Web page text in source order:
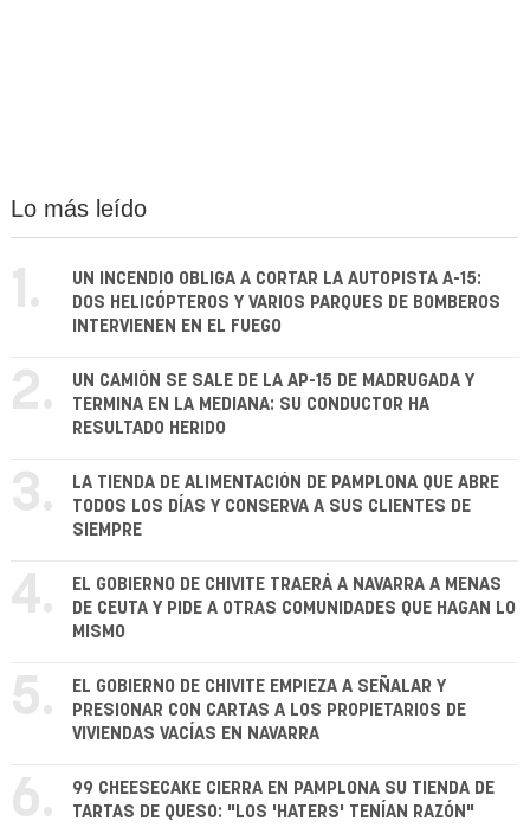
Lo más leído
1.
UN INCENDIO OBLIGA A CORTAR LA AUTOPISTA A-15:
DOS HELICÓPTEROS Y VARIOS PARQUES DE BOMBEROS
INTERVIENEN EN EL FUEGO
2.
UN CAMIÓN SE SALE DE LA AP-15 DE MADRUGADA Y
TERMINA EN LA MEDIANA: SU CONDUCTOR HA
RESULTADO HERIDO
3.
LA TIENDA DE ALIMENTACIÓN DE PAMPLONA QUE ABRE
TODOS LOS DÍAS Y CONSERVA A SUS CLIENTES DE
SIEMPRE
4.
EL GOBIERNO DE CHIVITE TRAERÁ A NAVARRA A MENAS
DE CEUTA Y PIDE A OTRAS COMUNIDADES QUE HAGAN LO
MISMO
5.
EL GOBIERNO DE CHIVITE EMPIEZA A SEÑALAR Y
PRESIONAR CON CARTAS A LOS PROPIETARIOS DE
VIVIENDAS VACÍAS EN NAVARRA
6.
99 CHEESECAKE CIERRA EN PAMPLONA SU TIENDA DE
TARTAS DE QUESO: "LOS 'HATERS' TENÍAN RAZÓN"